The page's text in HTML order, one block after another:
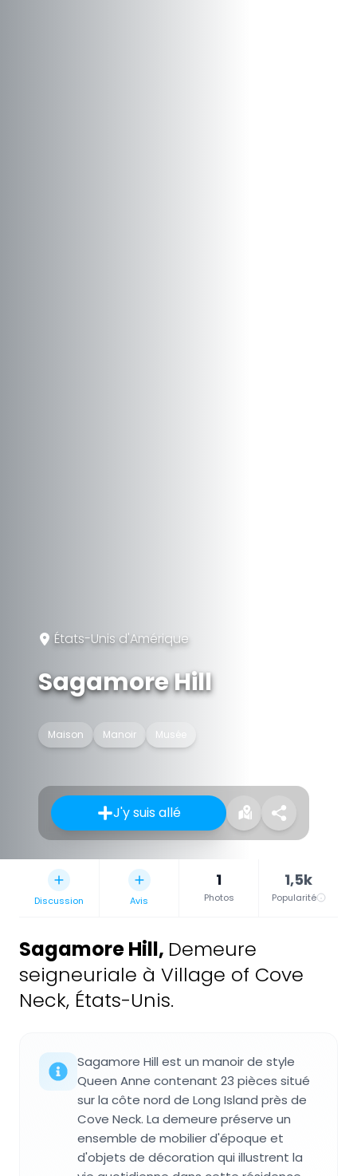
États-Unis d'Amérique
Sagamore Hill
Maison Manoir Musée
J'y suis allé
Discussion Avis
1
Photos
1,5k
Popularité
Sagamore Hill, Demeure
seigneuriale à Village of Cove
Neck, États-Unis.
Sagamore Hill est un manoir de style
Queen Anne contenant 23 pièces situé
sur la côte nord de Long Island près de
Cove Neck. La demeure préserve un
ensemble de mobilier d'époque et
d'objets de décoration qui illustrent la